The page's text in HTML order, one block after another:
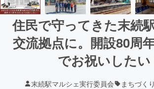
住民で守ってきた末続
交流拠点に。開設80周
でお祝いしたい
末続駅マルシェ実行委員会 まちづく